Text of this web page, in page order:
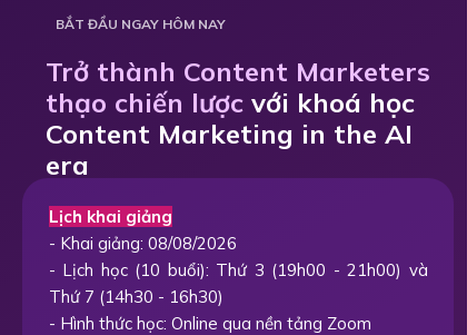
BẮT ĐẦU NGAY HÔM NAY
Trở thành Content Marketers
thạo chiến lược với khoá học
Content Marketing in the AI
era
Lịch khai giảng
- Khai giảng: 08/08/2026
- Lịch học (10 buổi): Thứ 3 (19h00 - 21h00) và
Thứ 7 (14h30 - 16h30)
- Hình thức học: Online qua nền tảng Zoom